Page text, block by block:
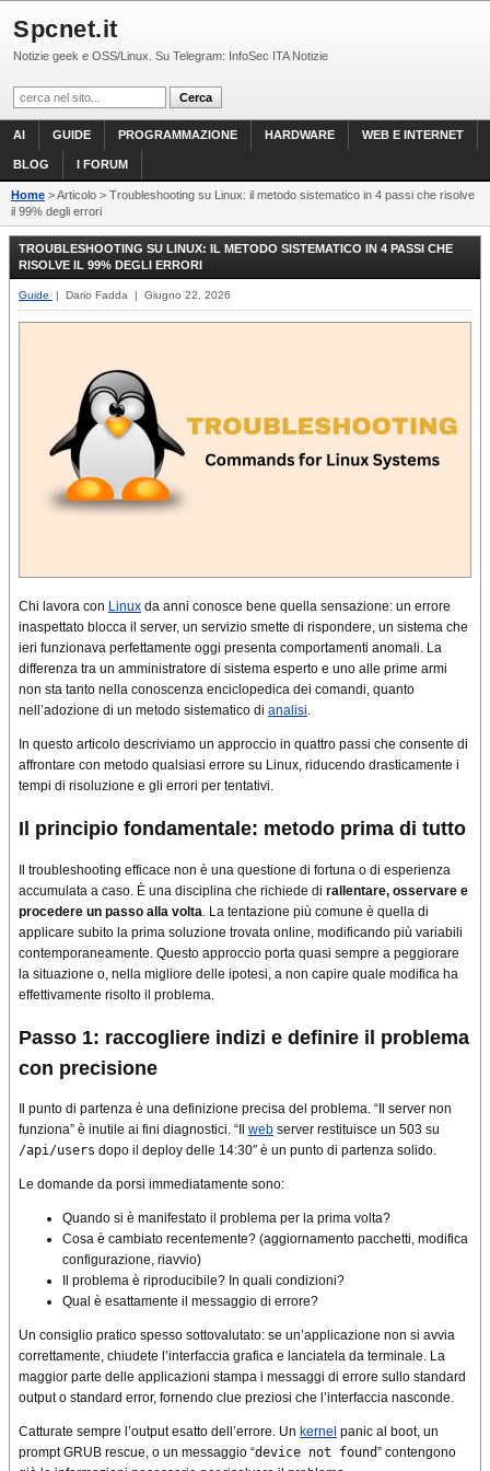
Spcnet.it
Notizie geek e OSS/Linux. Su Telegram: InfoSec ITA Notizie
AI GUIDE PROGRAMMAZIONE HARDWARE WEB E INTERNET
BLOG I FORUM
Home > Articolo > Troubleshooting su Linux: il metodo sistematico in 4 passi che risolve
il 99% degli errori
TROUBLESHOOTING SU LINUX: IL METODO SISTEMATICO IN 4 PASSI CHE
RISOLVE IL 99% DEGLI ERRORI
Guide | Dario Fadda | Giugno 22, 2026
Chi lavora con Linux da anni conosce bene quella sensazione: un errore
inaspettato blocca il server, un servizio smette di rispondere, un sistema che
ieri funzionava perfettamente oggi presenta comportamenti anomali. La
differenza tra un amministratore di sistema esperto e uno alle prime armi
non sta tanto nella conoscenza enciclopedica dei comandi, quanto
nell’adozione di un metodo sistematico di analisi
In questo articolo descriviamo un approccio in quattro passi che consente di
affrontare con metodo qualsiasi errore su Linux, riducendo drasticamente i
tempi di risoluzione e gli errori per tentativi.
Il principio fondamentale: metodo prima di tutto
Il troubleshooting efficace non è una questione di fortuna o di esperienza
accumulata a caso. È una disciplina che richiede di rallentare, osservare e
procedere un passo alla volta . La tentazione più comune è quella di
applicare subito la prima soluzione trovata online, modificando più variabili
contemporaneamente. Questo approccio porta quasi sempre a peggiorare
la situazione o, nella migliore delle ipotesi, a non capire quale modifica ha
effettivamente risolto il problema.
Passo 1: raccogliere indizi e definire il problema
con precisione
Il punto di partenza è una definizione precisa del problema. “Il server non
funziona” è inutile ai fini diagnostici. “Il web server restituisce un 503 su
/api/users dopo il deploy delle 14:30″ è un punto di partenza solido.
Le domande da porsi immediatamente sono:
Quando si è manifestato il problema per la prima volta?
Cosa è cambiato recentemente? (aggiornamento pacchetti, modifica
configurazione, riavvio)
Il problema è riproducibile? In quali condizioni?
Qual è esattamente il messaggio di errore?
Un consiglio pratico spesso sottovalutato: se un’applicazione non si avvia
correttamente, chiudete l’interfaccia grafica e lanciatela da terminale. La
maggior parte delle applicazioni stampa i messaggi di errore sullo standard
output o standard error, fornendo clue preziosi che l’interfaccia nasconde.
Catturate sempre l’output esatto dell’errore. Un kernel panic al boot, un
prompt GRUB rescue, o un messaggio “device not found” contengono